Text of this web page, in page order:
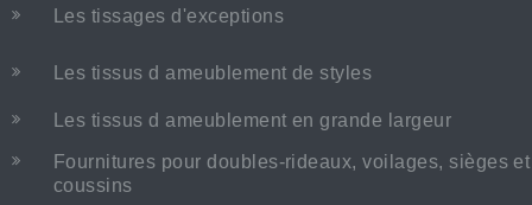
Les tissages d'exceptions
Les tissus d ameublement de styles
Les tissus d ameublement en grande largeur
Fournitures pour doubles-rideaux, voilages, sièges et
coussins